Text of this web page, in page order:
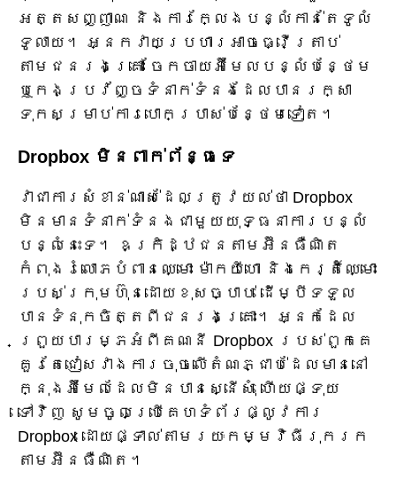
អត្តសញ្ញាណ និងការក្លែងបន្លំកាន់តែទូលំ
ទូលាយ។ អ្នកវាយប្រហារអាចធ្វើត្រាប់
តាមជនរងគ្រោះ ចែកចាយអ៊ីមែលបន្លំបន្ថែម
ឬកេងប្រវ័ញ្ចទំនាក់ទំនងដែលបានរក្សា
ទុកសម្រាប់ការបោកប្រាស់បន្ថែមទៀត។
Dropbox មិនពាក់ព័ន្ធទេ
វាជាការសំខាន់ណាស់ដែលត្រូវយល់ថា Dropbox
មិនមានទំនាក់ទំនងជាមួយយុទ្ធនាការបន្លំ
បន្លំនេះទេ។ ឧក្រិដ្ឋជនតាមអ៊ីនធឺណិត
កំពុងរំលោភបំពានឈ្មោះ ម៉ាកយីហោ និងកេរ្តិ៍ឈ្មោះ
របស់ក្រុមហ៊ុនដោយខុសច្បាប់ ដើម្បីទទួល
បានទំនុកចិត្តពីជនរងគ្រោះ។ អ្នកដែល
ព្រួយបារម្ភអំពីគណនី Dropbox របស់ពួកគេ
គួរតែជៀសវាងការចុចលើតំណភ្ជាប់ដែលមាននៅ
ក្នុងអ៊ីមែលដែលមិនបានស្នើសុំ ហើយផ្ទុយ
ទៅវិញ សូមចូលប្រើគេហទំព័រផ្លូវការ
Dropbox ដោយផ្ទាល់តាមរយៈកម្មវិធីរុករក
តាមអ៊ីនធឺណិត។